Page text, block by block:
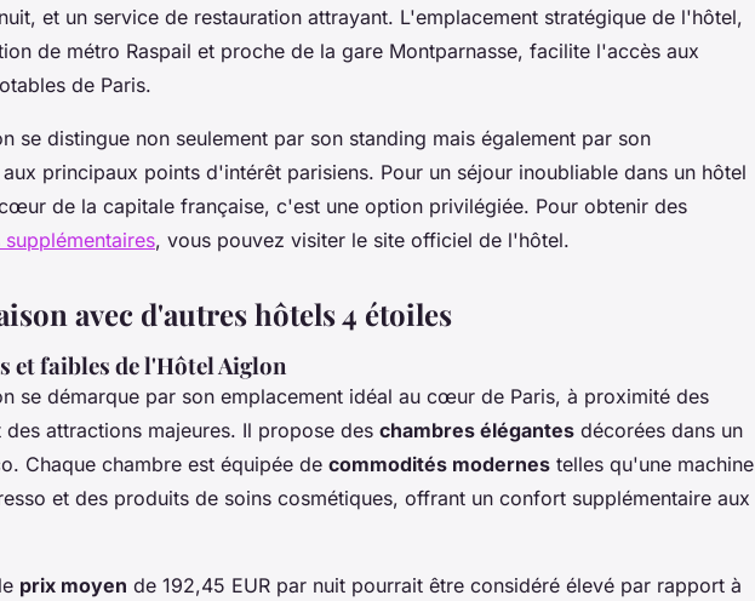
et un service de restauration attrayant. L'emplacement stratégique de l'hôtel,
de métro Raspail et proche de la gare Montparnasse, facilite l'accès aux
de Paris.
se distingue non seulement par son standing mais également par son
principaux points d'intérêt parisiens. Pour un séjour inoubliable dans un hôtel
de la capitale française, c'est une option privilégiée. Pour obtenir des
, vous pouvez visiter le site officiel de l'hôtel.
avec d'autres hôtels 4 étoiles
et faibles de l'Hôtel Aiglon
se démarque par son emplacement idéal au cœur de Paris, à proximité des
des attractions majeures. Il propose des chambres élégantes décorées dans un
Chaque chambre est équipée de commodités modernes telles qu'une machine
et des produits de soins cosmétiques, offrant un confort supplémentaire aux
prix moyen de 192,45 EUR par nuit pourrait être considéré élevé par rapport à